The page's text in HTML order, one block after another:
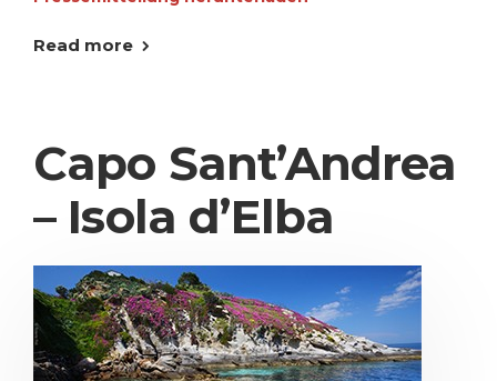
Read more
Capo Sant’Andrea
– Isola d’Elba